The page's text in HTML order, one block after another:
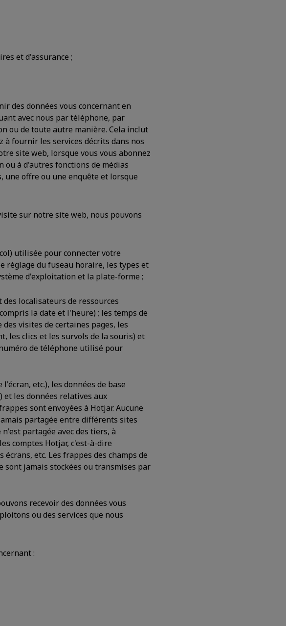
et d'assurance ;
des données vous concernant en
avec nous par téléphone, par
ou de toute autre manière. Cela inclut
à fournir les services décrits dans nos
site web, lorsque vous vous abonnez
ou à d'autres fonctions de médias
une offre ou une enquête et lorsque
sur notre site web, nous pouvons
utilisée pour connecter votre
réglage du fuseau horaire, les types et
d'exploitation et la plate-forme ;
localisateurs de ressources
la date et l'heure) ; les temps de
visites de certaines pages, les
les clics et les survols de la souris) et
de téléphone utilisé pour
etc.), les données de base
les données relatives aux
sont envoyées à Hotjar. Aucune
partagée entre différents sites
partagée avec des tiers, à
comptes Hotjar, c'est-à-dire
etc. Les frappes des champs de
sont jamais stockées ou transmises par
recevoir des données vous
ou des services que nous
: